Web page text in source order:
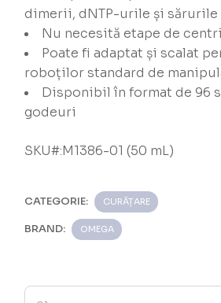
dimerii, dNTP-urile și sărurile
Nu necesită etape de
Poate fi adaptat și scalat
roboților standard de
Disponibil în format de 96
godeuri
SKU#:M1386-01 (50 mL)
CATEGORIE: CURĂȚARE
BRAND: OMEGA